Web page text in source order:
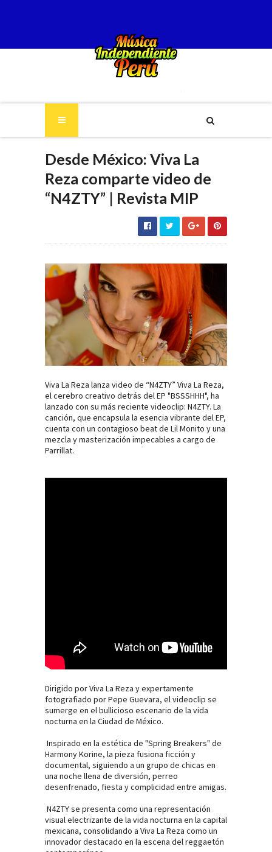
Desde México: Viva La
Reza comparte video de
“N4ZTY” | Revista MIP
Viva La Reza lanza video de “N4ZTY” Viva La Reza,
el cerebro creativo detrás del EP "BSSSHHH", ha
lanzado con su más reciente videoclip: N4ZTY. La
canción, que encapsula la esencia vibrante del EP,
cuenta con un contagioso beat de Lil Monito y una
mezcla y masterización impecables a cargo de
Parrillat.
Dirigido por Viva La Reza y expertamente
fotografiado por Pepe Guevara, el videoclip se
sumerge en el bullicioso escenario de la vida
nocturna en la Ciudad de México.
Inspirado en la estética de "Spring Breakers" de
Harmony Korine, la pieza fusiona ficción y
documental, siguiendo a un grupo de chicas en
una noche llena de diversión, perreo
desenfrenado, fiesta y complicidad entre amigas.
N4ZTY se presenta como una representación
visual electrizante de la vida nocturna en la capital
mexicana, consolidando a Viva La Reza como un
innovador destacado en la escena del reggaetón